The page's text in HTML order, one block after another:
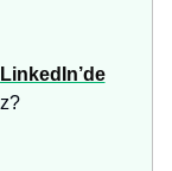
LinkedIn’de